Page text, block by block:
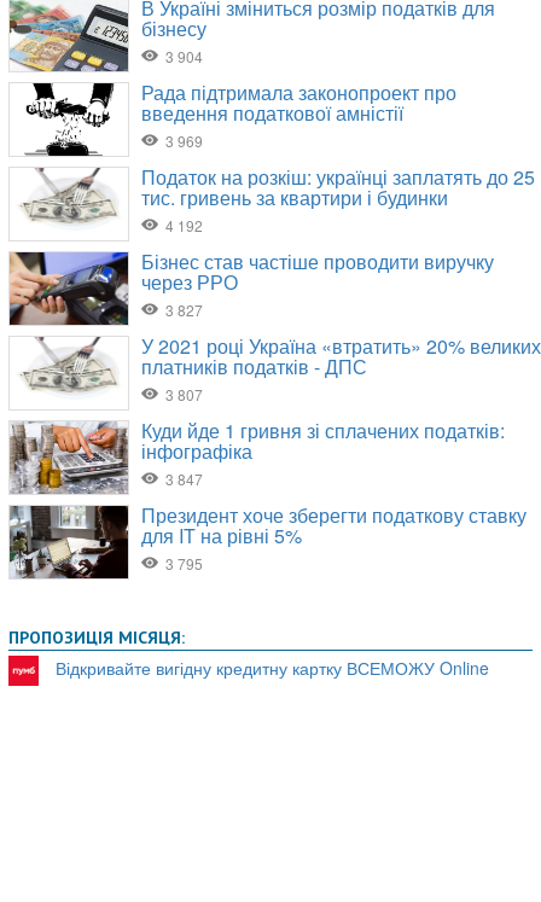
ПРОПОЗИЦІЯ МІСЯЦЯ:
Відкривайте вигідну кредитну картку ВСЕМОЖУ Online